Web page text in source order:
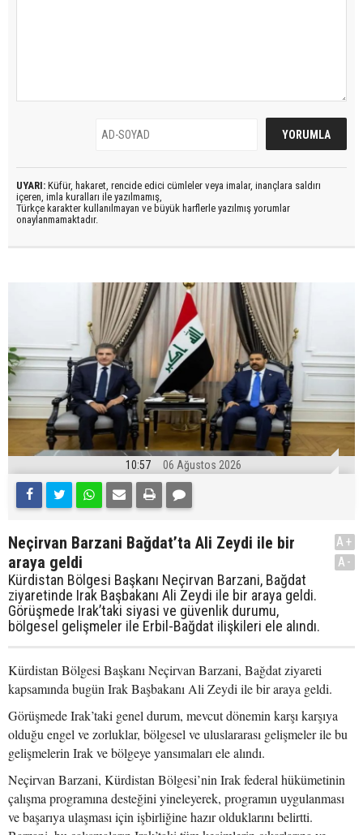
UYARI: Küfür, hakaret, rencide edici cümleler veya imalar, inançlara saldırı
içeren, imla kuralları ile yazılmamış,
Türkçe karakter kullanılmayan ve büyük harflerle yazılmış yorumlar
onaylanmamaktadır.
10:57 06 Ağustos 2026
Neçirvan Barzani Bağdat’ta Ali Zeydi ile bir
araya geldi
Kürdistan Bölgesi Başkanı Neçirvan Barzani, Bağdat
ziyaretinde Irak Başbakanı Ali Zeydi ile bir araya geldi.
Görüşmede Irak’taki siyasi ve güvenlik durumu,
bölgesel gelişmeler ile Erbil-Bağdat ilişkileri ele alındı.
A+
A-
Kürdistan Bölgesi Başkanı Neçirvan Barzani, Bağdat ziyareti
kapsamında bugün Irak Başbakanı Ali Zeydi ile bir araya geldi.
Görüşmede Irak’taki genel durum, mevcut dönemin karşı karşıya
olduğu engel ve zorluklar, bölgesel ve uluslararası gelişmeler ile bu
gelişmelerin Irak ve bölgeye yansımaları ele alındı.
Neçirvan Barzani, Kürdistan Bölgesi’nin Irak federal hükümetinin
çalışma programına desteğini yineleyerek, programın uygulanması
ve başarıya ulaşması için işbirliğine hazır olduklarını belirtti.